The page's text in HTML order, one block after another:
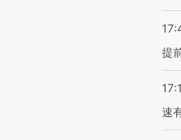
提
速